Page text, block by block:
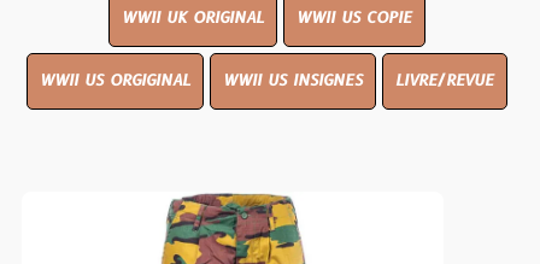
WWII UK ORIGINAL WWII US COPIE
WWII US ORGIGINAL WWII US INSIGNES LIVRE/REVUE